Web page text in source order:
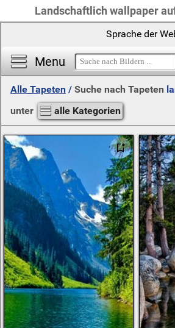
Landschaftlich wallpaper
Menu
Sprache der
Alle Tapeten / Suche nach Tapeten
unter
alle Kategorien